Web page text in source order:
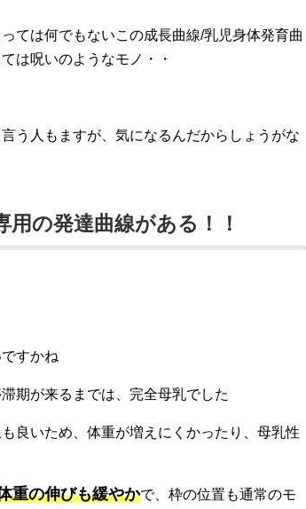
ては何でもないこの成長曲線/乳児身体発育曲
は呪いのようなモノ・・
う人もますが、気になるんだからしょうがな
の発達曲線がある！！
すかね
期が来るまでは、完全母乳でした
良いため、体重が増えにくかったり、母乳性
重の伸びも緩やかで、枠の位置も通常のモ